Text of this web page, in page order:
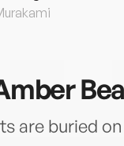
are buried